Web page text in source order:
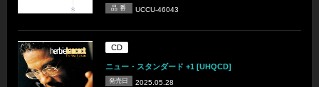
品 番 UCCU-46043
CD
ニュー・スタンダード +1 [UHQCD]
発売日 2025.05.28